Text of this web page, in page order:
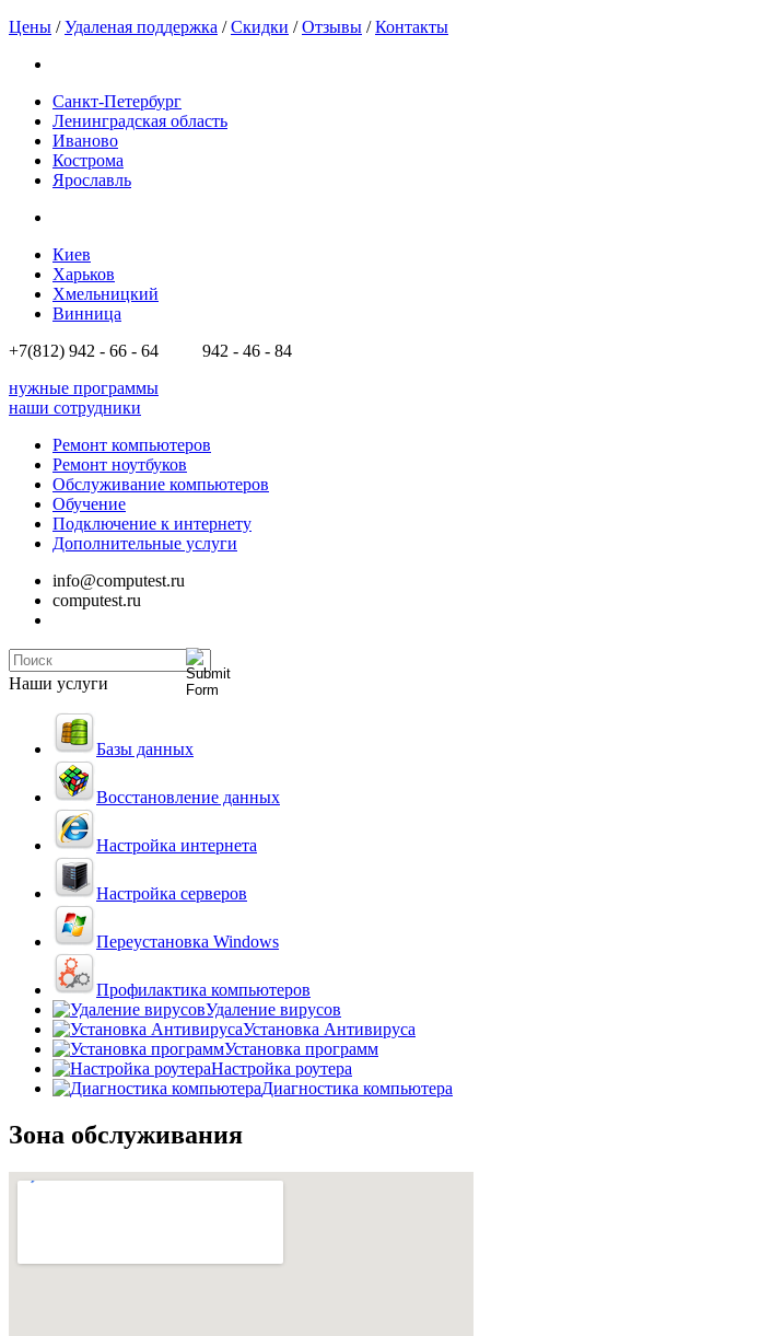
Цены /Удаленая поддержка /Скидки /Отзывы /Контакты
Санкт-Петербург
Ленинградская область
Иваново
Кострома
Ярославль
Киев
Харьков
Хмельницкий
Винница
+7(812) 942 - 66 - 64 942 - 46 - 84
нужные программы
наши сотрудники
Ремонт компьютеров
Ремонт ноутбуков
Обслуживание компьютеров
Обучение
Подключение к интернету
Дополнительные услуги
info@computest.ru
computest.ru
Наши услуги
Базы данных
Восстановление данных
Настройка интернета
Настройка серверов
Переустановка Windows
Профилактика компьютеров
Удаление вирусов
Установка Антивируса
Установка программ
Настройка роутера
Диагностика компьютера
Зона обслуживания